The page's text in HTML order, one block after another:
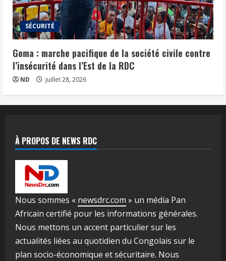
SÉCURITÉ
Goma : marche pacifique de la société civile contre
l’insécurité dans l’Est de la RDC
ND juillet 28, 2026
À PROPOS DE NEWS RDC
Nous sommes « newsdrc.com » un média Pan
Africain certifié pour les informations générales.
Nous mettons un accent particulier sur les
actualités liées au quotidien du Congolais sur le
plan socio-économique et sécuritaire. Nous